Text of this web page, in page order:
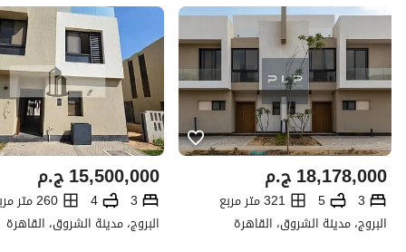
ج.م18,178,000
3
5
321 متر مربع
البروج، مدينة الشروق، القاهرة
ج.م15,500,000
3
4
260 متر مربع
البروج، مدينة الشروق، القاهرة